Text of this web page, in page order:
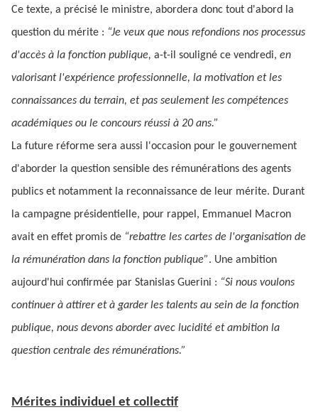
Ce texte, a précisé le ministre, abordera donc tout d'abord la
question du mérite : “Je veux que nous refondions nos processus
d'accès à la fonction publique, a-t-il souligné ce vendredi, en
valorisant l'expérience professionnelle, la motivation et les
connaissances du terrain, et pas seulement les compétences
académiques ou le concours réussi à 20 ans.”
La future réforme sera aussi l'occasion pour le gouvernement
d'aborder la question sensible des rémunérations des agents
publics et notamment la reconnaissance de leur mérite. Durant
la campagne présidentielle, pour rappel, Emmanuel Macron
avait en effet promis de “rebattre les cartes de l'organisation de
la rémunération dans la fonction publique”. Une ambition
aujourd'hui confirmée par Stanislas Guerini : “Si nous voulons
continuer à attirer et à garder les talents au sein de la fonction
publique, nous devons aborder avec lucidité et ambition la
question centrale des rémunérations.”
Mérites individuel et collectif